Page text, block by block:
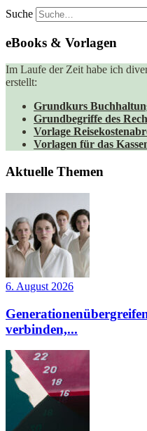
Suche
eBooks & Vorlagen
Im Laufe der Zeit habe ich
erstellt:
Grundkurs
Grundbegriffe des
Vorlage
Vorlagen für das
Aktuelle Themen
6. August 2026
verbinden,...